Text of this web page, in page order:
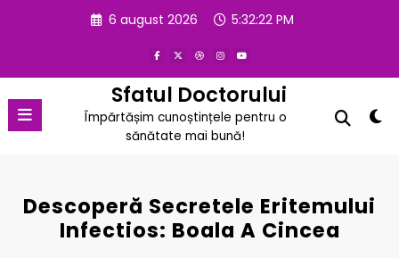
6 august 2026 5:32:23 PM
Sfatul Doctorului
Împărtășim cunoștințele pentru o
sănătate mai bună!
Descoperă Secretele Eritemului
Infectios: Boala A Cincea